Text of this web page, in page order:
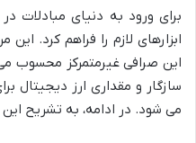
برای ورود به دنیای مبادلات
ابزارهای لازم را فراهم کرد.
این صرافی غیرمتمرکز محسوب
سازگار و مقداری ارز دیجیتال
می شود. در ادامه، به تشریح